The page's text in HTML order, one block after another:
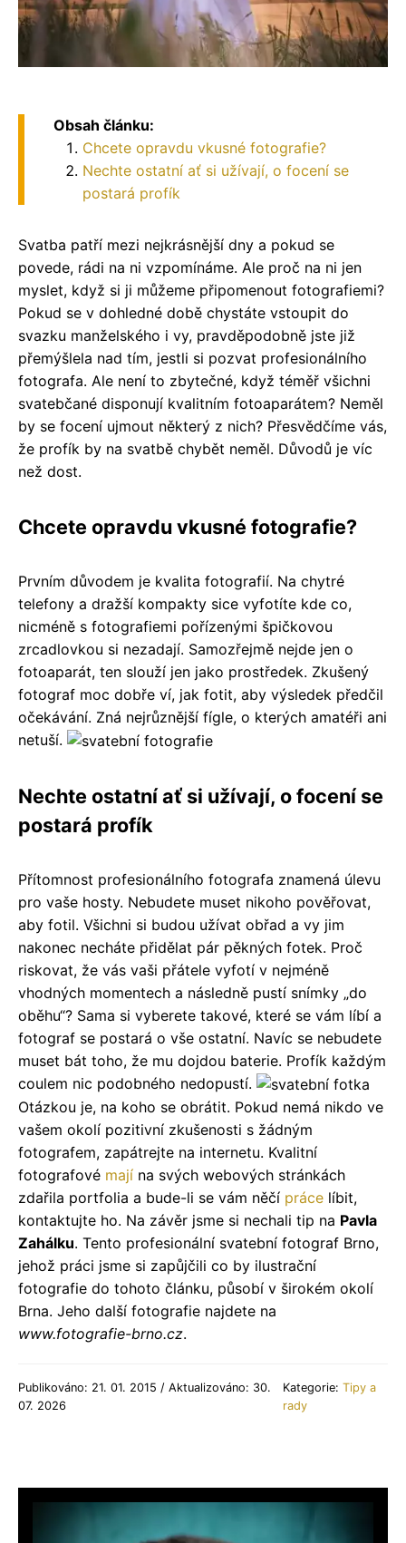
Obsah článku:
Chcete opravdu vkusné fotografie?
Nechte ostatní ať si užívají, o focení se
postará profík
Svatba patří mezi nejkrásnější dny a pokud se
povede, rádi na ni vzpomínáme. Ale proč na ni jen
myslet, když si ji můžeme připomenout fotografiemi?
Pokud se v dohledné době chystáte vstoupit do
svazku manželského i vy, pravděpodobně jste již
přemýšlela nad tím, jestli si pozvat profesionálního
fotografa. Ale není to zbytečné, když téměř všichni
svatebčané disponují kvalitním fotoaparátem? Neměl
by se focení ujmout některý z nich? Přesvědčíme vás,
že profík by na svatbě chybět neměl. Důvodů je víc
než dost.
Chcete opravdu vkusné fotografie?
Prvním důvodem je kvalita fotografií. Na chytré
telefony a dražší kompakty sice vyfotíte kde co,
nicméně s fotografiemi pořízenými špičkovou
zrcadlovkou si nezadají. Samozřejmě nejde jen o
fotoaparát, ten slouží jen jako prostředek. Zkušený
fotograf moc dobře ví, jak fotit, aby výsledek předčil
očekávání. Zná nejrůznější fígle, o kterých amatéři ani
netuší.
Nechte ostatní ať si užívají, o focení se
postará profík
Přítomnost profesionálního fotografa znamená úlevu
pro vaše hosty. Nebudete muset nikoho pověřovat,
aby fotil. Všichni si budou užívat obřad a vy jim
nakonec necháte přidělat pár pěkných fotek. Proč
riskovat, že vás vaši přátele vyfotí v nejméně
vhodných momentech a následně pustí snímky „do
oběhu“? Sama si vyberete takové, které se vám líbí a
fotograf se postará o vše ostatní. Navíc se nebudete
muset bát toho, že mu dojdou baterie. Profík každým
coulem nic podobného nedopustí.
Otázkou je, na koho se obrátit. Pokud nemá nikdo ve
vašem okolí pozitivní zkušenosti s žádným
fotografem, zapátrejte na internetu. Kvalitní
fotografové mají na svých webových stránkách
zdařila portfolia a bude-li se vám něčí práce líbit,
kontaktujte ho. Na závěr jsme si nechali tip na Pavla
Zahálku. Tento profesionální svatební fotograf Brno,
jehož práci jsme si zapůjčili co by ilustrační
fotografie do tohoto článku, působí v širokém okolí
Brna. Jeho další fotografie najdete na
www.fotografie-brno.cz.
Publikováno: 21. 01. 2015 / Aktualizováno: 30.
07. 2026
Kategorie: Tipy a
rady